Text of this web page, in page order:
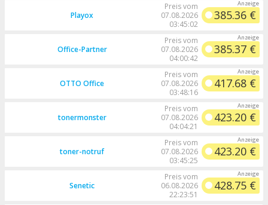
Playox
Preis vom
07.08.2026
03:45:02
385.36 €
Office-Partner
Preis vom
07.08.2026
04:00:42
385.37 €
OTTO Office
Preis vom
07.08.2026
03:48:16
417.68 €
tonermonster
Preis vom
07.08.2026
04:04:21
423.20 €
toner-notruf
Preis vom
07.08.2026
03:45:25
423.20 €
Senetic
Preis vom
06.08.2026
22:23:51
428.75 €